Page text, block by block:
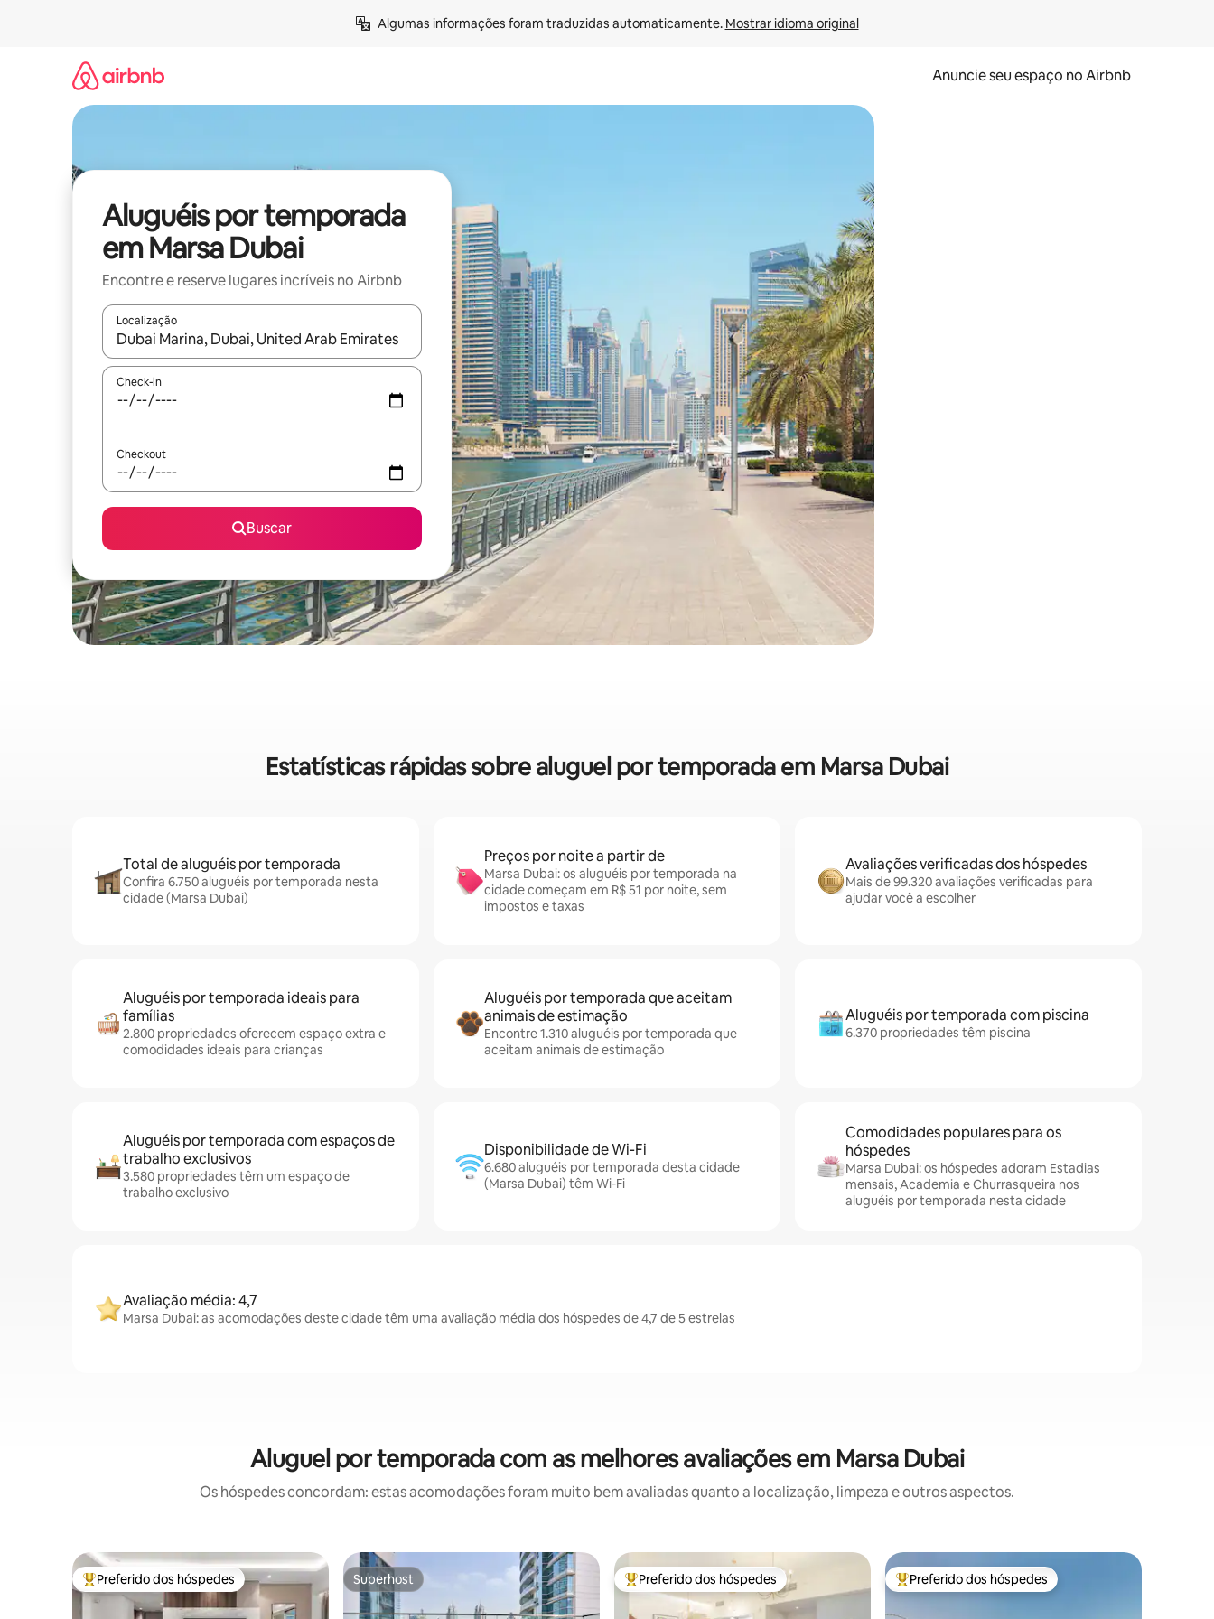
Algumas informações foram traduzidas automaticamente. Mostrar idioma original
Anuncie seu espaço no Airbnb
Aluguéis por temporada
em Marsa Dubai
Encontre e reserve lugares incríveis no Airbnb
Localização
Quando os resultados estiverem disponíveis, explore-os usando as seta para cima e para baixo do teclado ou tocando e deslizando o dedo na tela.
Check-in
Checkout
Buscar
Estatísticas rápidas sobre aluguel por temporada em Marsa Dubai
Total de aluguéis por temporada
Confira 6.750 aluguéis por temporada nesta
cidade (Marsa Dubai)
Preços por noite a partir de
Marsa Dubai: os aluguéis por temporada na
cidade começam em R$ 51 por noite, sem
impostos e taxas
Avaliações verificadas dos hóspedes
Mais de 99.320 avaliações verificadas para
ajudar você a escolher
Aluguéis por temporada ideais para
famílias
2.800 propriedades oferecem espaço extra e
comodidades ideais para crianças
Aluguéis por temporada que aceitam
animais de estimação
Encontre 1.310 aluguéis por temporada que
aceitam animais de estimação
Aluguéis por temporada com piscina
6.370 propriedades têm piscina
Aluguéis por temporada com espaços de
trabalho exclusivos
3.580 propriedades têm um espaço de
trabalho exclusivo
Disponibilidade de Wi-Fi
6.680 aluguéis por temporada desta cidade
(Marsa Dubai) têm Wi-Fi
Comodidades populares para os
hóspedes
Marsa Dubai: os hóspedes adoram Estadias
mensais, Academia e Churrasqueira nos
aluguéis por temporada nesta cidade
Avaliação média: 4,7
Marsa Dubai: as acomodações deste cidade têm uma avaliação média dos hóspedes de 4,7 de 5 estrelas
Aluguel por temporada com as melhores avaliações em Marsa Dubai
Os hóspedes concordam: estas acomodações foram muito bem avaliadas quanto a localização, limpeza e outros aspectos.
Entre os melhores preferidos dos hóspedes
Preferido dos hóspedes Superhost
Superhost Entre os melhores preferidos dos hóspedes
Preferido dos hóspedes Entre os melhores preferidos dos hóspedes
Preferido dos hóspedes